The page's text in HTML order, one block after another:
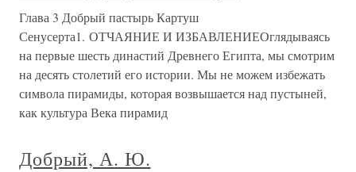
Глава 3 Добрый пастырь Картуш
Сенусерта1. ОТЧАЯНИЕ И ИЗБАВЛЕНИЕОглядываясь
на первые шесть династий Древнего Египта, мы смотрим
на десять столетий его истории. Мы не можем избежать
символа пирамиды, которая возвышается над пустыней,
как культура Века пирамид
Добрый, А. Ю.